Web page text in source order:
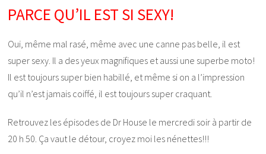
PARCE QU’IL EST SI SEXY!
Oui, même mal rasé, même avec une canne pas belle, il est
super sexy. Il a des yeux magnifiques et aussi une superbe moto!
Il est toujours super bien habillé, et même si on a l’impression
qu’il n’est jamais coiffé, il est toujours super craquant.
Retrouvez les épisodes de Dr House le mercredi soir à partir de
20 h 50. Ça vaut le détour, croyez moi les nénettes!!!